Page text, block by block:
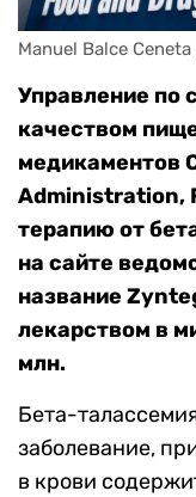
Manuel Balce
Управление по
качеством
медикаментов
Administration,
терапию от
на сайте
название
лекарством в
млн.
Бета-
заболевание,
в крови